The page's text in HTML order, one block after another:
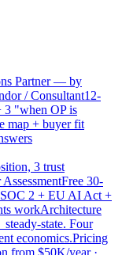
Partner — by
/ Consultant12-
3 "when OP is
map + buyer fit
3 trust
Free 30-
2 + EU AI Act +
workArchitecture
state. Four
economics.Pricing
from $50K/year ·